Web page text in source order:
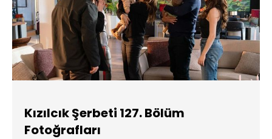
Kızılcık Şerbeti 127. Bölüm
Fotoğrafları